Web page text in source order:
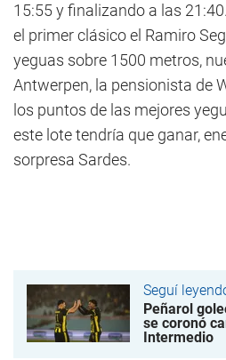
15:55 y finalizando a las
el primer clásico el Ramiro
yeguas sobre 1500 metros,
Antwerpen, la pensionista de
los puntos de las mejores
este lote tendría que ganar,
sorpresa Sardes.
Seguí
Peñarol
se coronó
Intermedio